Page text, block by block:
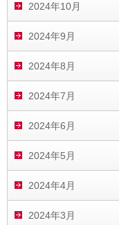
2024年10月
2024年9月
2024年8月
2024年7月
2024年6月
2024年5月
2024年4月
2024年3月